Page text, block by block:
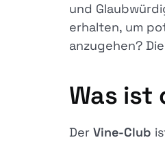
und
erhalten, um
anzugehen?
Was ist
Der Vine-Club